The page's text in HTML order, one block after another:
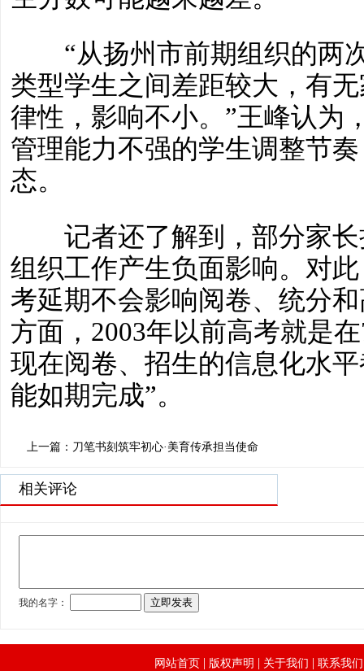
“从扬州市前期组织的两
类型学生之间差距较大，有
律性，影响不小。”王峰认为
管理能力不强的学生调整节
态。
记者还了解到，部分家长
组织工作产生负面影响。对
考延期不会影响阅卷、统分
方面，2003年以前高考就是
现在阅卷、招生的信息化水
能如期完成”。
上一篇：刀笔书刻筑牢初心·美育传承担当使命
相关评论
网站首页 | 版权声明 | 关于我们 | 联系我们